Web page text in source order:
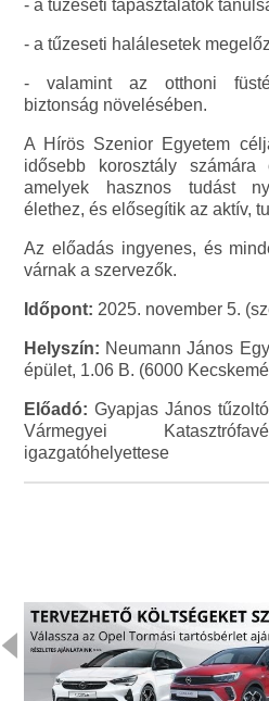
- a tűzeseti tapasztalatok
- a tűzeseti halálesetek
- valamint az otthoni
biztonság növelésében.
A Hírös Szenior Egyetem
idősebb korosztály
amelyek hasznos tudást
élethez, és elősegítik az aktív,
Az előadás ingyenes, és
várnak a szervezők.
Időpont: 2025. november 5.
Helyszín: Neumann János
épület, 1.06 B. (6000
Előadó: Gyapjas János
Vármegyei
igazgatóhelyettese